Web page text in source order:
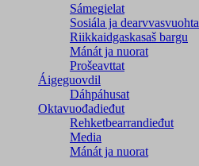
Sámegielat
Sosiála ja dearvvasvuohta
Riikkaidgaskasaš bargu
Mánát ja nuorat
Prošeavttat
Áigeguovdil
Dáhpáhusat
Oktavuođadieđut
Rehketbearrandieđut
Media
Mánát ja nuorat